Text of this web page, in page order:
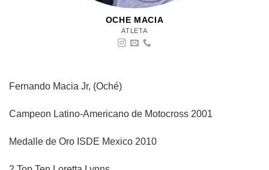
OCHE MACIA
ATLETA
Fernando Macia Jr, (Oché)
Campeon Latino-Americano de Motocross 2001
Medalle de Oro ISDE Mexico 2010